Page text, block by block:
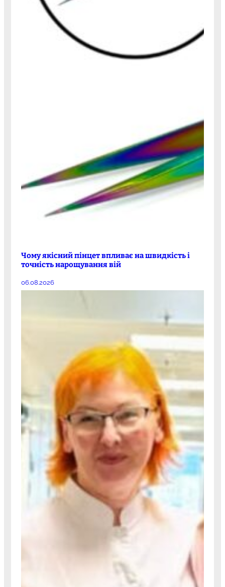
Чому якісний пінцет впливає на швидкість і
точність нарощування вій
06.08.2026